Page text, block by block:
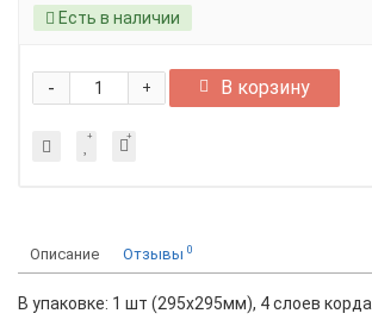
Есть в наличии
+
- В корзину
Описание Отзывы 0
В упаковке: 1 шт (295х295мм), 4 слоев корда